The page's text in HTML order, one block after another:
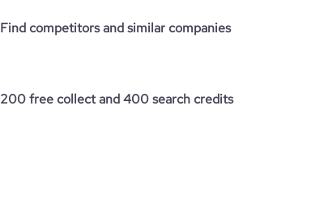
Find competitors and similar companies
200 free collect and 400 search credits